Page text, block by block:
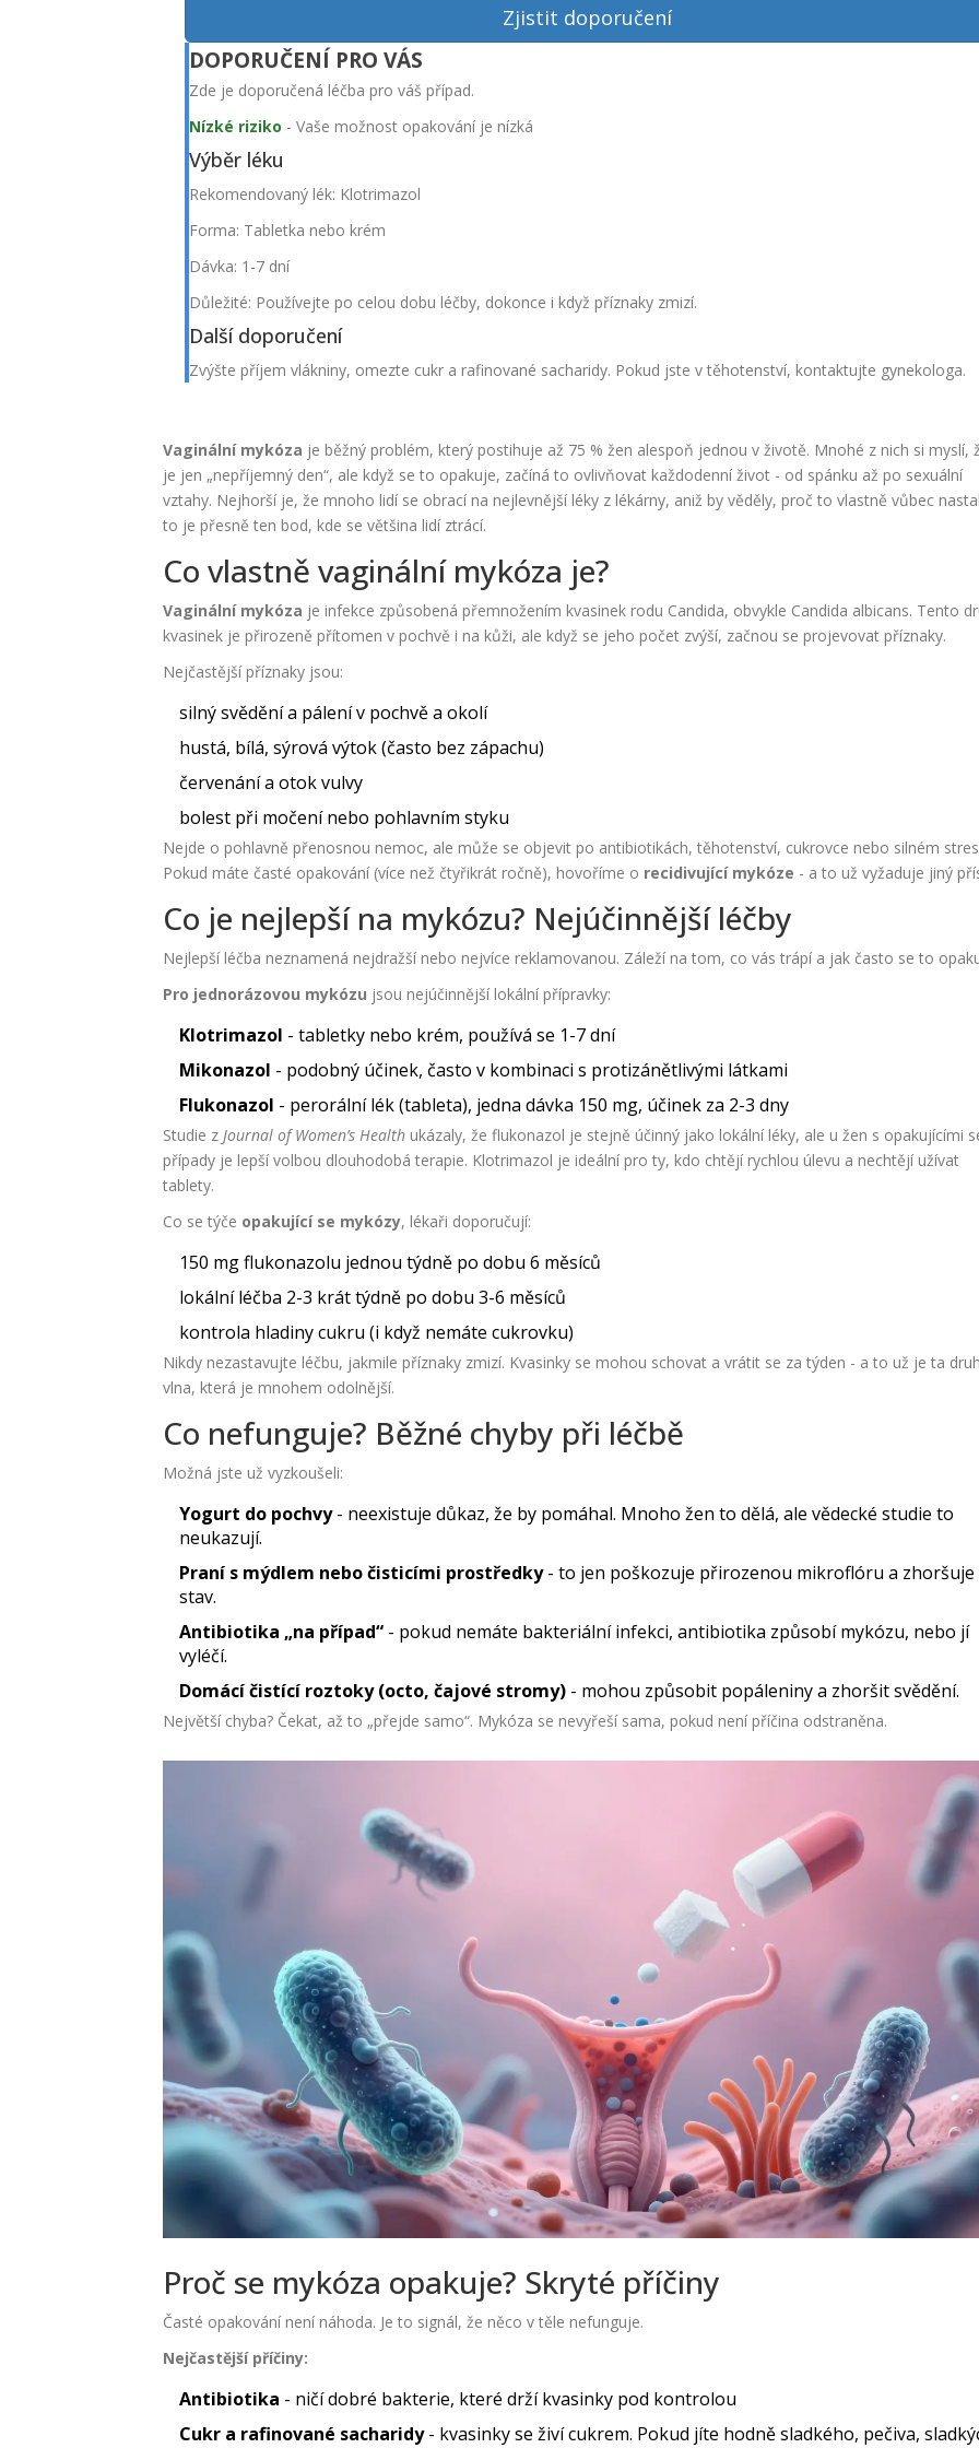
Zjistit doporučení
DOPORUČENÍ PRO VÁS
Zde je doporučená léčba pro váš případ.
Nízké riziko - Vaše možnost opakování je nízká
Výběr léku
Rekomendovaný lék: Klotrimazol
Forma: Tabletka nebo krém
Dávka: 1-7 dní
Důležité: Používejte po celou dobu léčby, dokonce i když příznaky zmizí.
Další doporučení
Zvýšte příjem vlákniny, omezte cukr a rafinované sacharidy. Pokud jste v těhotenství, kontaktujte gynekologa.
Vaginální mykóza je běžný problém, který postihuje až 75 % žen alespoň jednou v životě. Mnohé z nich si myslí,
je jen „nepříjemný den“, ale když se to opakuje, začíná to ovlivňovat každodenní život - od spánku až po sexuální
vztahy. Nejhorší je, že mnoho lidí se obrací na nejlevnější léky z lékárny, aniž by věděly, proč to vlastně vůbec
to je přesně ten bod, kde se většina lidí ztrácí.
Co vlastně vaginální mykóza je?
Vaginální mykóza jeinfekce způsobená přemnožením kvasinek rodu Candida, obvykle Candida albicans. Tento
kvasinek je přirozeně přítomen v pochvě i na kůži, ale když se jeho počet zvýší, začnou se projevovat příznaky.
Nejčastější příznaky jsou:
silný svědění a pálení v pochvě a okolí
hustá, bílá, sýrová výtok (často bez zápachu)
červenání a otok vulvy
bolest při močení nebo pohlavním styku
Nejde o pohlavně přenosnou nemoc, ale může se objevit po antibiotikách, těhotenství, cukrovce nebo silném
Pokud máte časté opakování (více než čtyřikrát ročně), hovoříme o recidivující mykóze - a to už vyžaduje jiný
Co je nejlepší na mykózu? Nejúčinnější léčby
Nejlepší léčba neznamená nejdražší nebo nejvíce reklamovanou. Záleží na tom, co vás trápí a jak často se to
Pro jednorázovou mykózu jsou nejúčinnější lokální přípravky:
Klotrimazol - tabletky nebo krém, používá se 1-7 dní
Mikonazol - podobný účinek, často v kombinaci s protizánětlivými látkami
Flukonazol - perorální lék (tableta), jedna dávka 150 mg, účinek za 2-3 dny
Studie zJournal of Women’s Health ukázaly, že flukonazol je stejně účinný jako lokální léky, ale u žen s opakujícími
případy je lepší volbou dlouhodobá terapie. Klotrimazol je ideální pro ty, kdo chtějí rychlou úlevu a nechtějí užívat
tablety.
Co se týče opakující se mykózy, lékaři doporučují:
150 mg flukonazolu jednou týdně po dobu 6 měsíců
lokální léčba 2-3 krát týdně po dobu 3-6 měsíců
kontrola hladiny cukru (i když nemáte cukrovku)
Nikdy nezastavujte léčbu, jakmile příznaky zmizí. Kvasinky se mohou schovat a vrátit se za týden - a to už je ta
vlna, která je mnohem odolnější.
Co nefunguje? Běžné chyby při léčbě
Možná jste už vyzkoušeli:
Yogurt do pochvy- neexistuje důkaz, že by pomáhal. Mnoho žen to dělá, ale vědecké studie to
neukazují.
Praní s mýdlem nebo čisticími prostředky- to jen poškozuje přirozenou mikroflóru a zhoršuje
stav.
Antibiotika „na případ“ - pokud nemáte bakteriální infekci, antibiotika způsobí mykózu, nebo jí
vyléčí.
Domácí čistící roztoky (octo, čajové stromy) - mohou způsobit popáleniny a zhoršit svědění.
Největší chyba? Čekat, až to „přejde samo“. Mykóza se nevyřeší sama, pokud není příčina odstraněna.
Proč se mykóza opakuje? Skryté příčiny
Časté opakování není náhoda. Je to signál, že něco v těle nefunguje.
Nejčastější příčiny:
Antibiotika - ničí dobré bakterie, které drží kvasinky pod kontrolou
Cukr a rafinované sacharidy- kvasinky se živí cukrem. Pokud jíte hodně sladkého, pečiva,